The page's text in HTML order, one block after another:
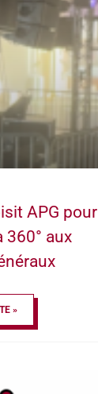
APG pour
360° aux
»